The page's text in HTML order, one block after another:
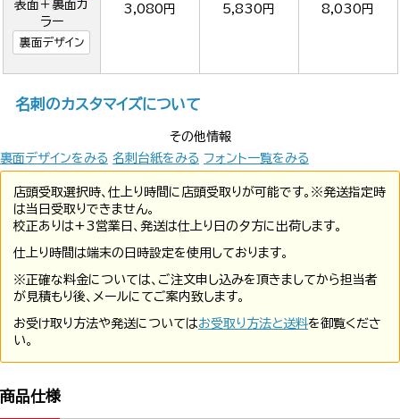
表面＋裏面カ
ラー
裏面デザイン
3,080円 5,830円 8,030円
名刺のカスタマイズについて
その他情報
裏面デザインをみる 名刺台紙をみる フォント一覧をみる
店頭受取選択時、仕上り時間に店頭受取りが可能です。※発送指定時
は当日受取りできません。
校正ありは+3営業日、発送は仕上り日の夕方に出荷します。
仕上り時間は端末の日時設定を使用しております。
※正確な料金については、ご注文申し込みを頂きましてから担当者
が見積もり後、メールにてご案内致します。
お受け取り方法や発送についてはお受取り方法と送料を御覧くださ
い。
商品仕様